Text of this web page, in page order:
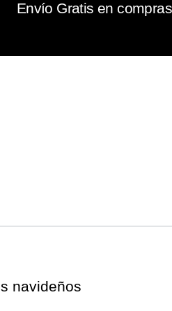
Envío Gratis en
navideños